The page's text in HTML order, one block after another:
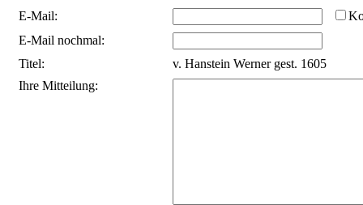
E-Mail:
E-Mail nochmal:
Titel:
v. Hanstein Werner gest. 1605
Ihre Mitteilung: